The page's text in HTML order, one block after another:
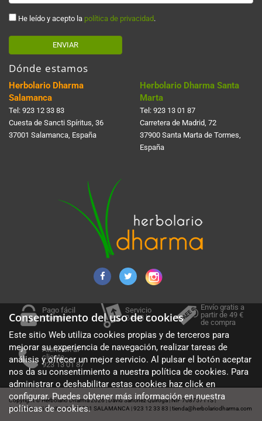
He leído y acepto la política de privacidad .
ENVIAR
Dónde estamos
Herbolario Dharma
Salamanca
Tel: 923 12 33 83
Cuesta de Sancti Spí­ritus, 36
37001 Salamanca, España
Herbolario Dharma Santa
Marta
Tel: 923 13 01 87
Carretera de Madrid, 72
37900 Santa Marta de Tormes,
España
Pago fácil
y seguro
Servicio
24-48 h.
Envío gratis a
partir de 49 €
de compra
Atención al
cliente
923 13 01 87
Copyright © Herbolario Dharma 2026 | David Sánchez Quiroga NIF 70875711S |
Cuesta Sancti Spiritus 36, 37001 SALAMANCA 923 12 33 83 tienda@herbolariodharma.com
Consentimiento del uso de cookies
Este sitio Web utiliza cookies propias y de terceros para
mejorar su experiencia de navegación, realizar tareas de
análisis y ofrecer un mejor servicio. Al pulsar el botón aceptar
nos da su consentimiento a nuestra política de cookies. Para
administrar o deshabilitar estas cookies haz click en
configurar. Puedes obtener más información en nuestra
políticas de cookies.